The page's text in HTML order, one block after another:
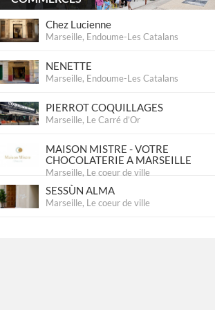
Chez Lucienne
Marseille, Endoume-Les Catalans
NENETTE
Marseille, Endoume-Les Catalans
PIERROT COQUILLAGES
Marseille, Le Carré d’Or
MAISON MISTRE - VOTRE
CHOCOLATERIE A MARSEILLE
Marseille, Le coeur de ville
SESSÙN ALMA
Marseille, Le coeur de ville